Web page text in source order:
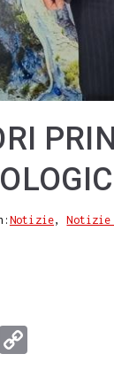
Notizie,Notizie
E